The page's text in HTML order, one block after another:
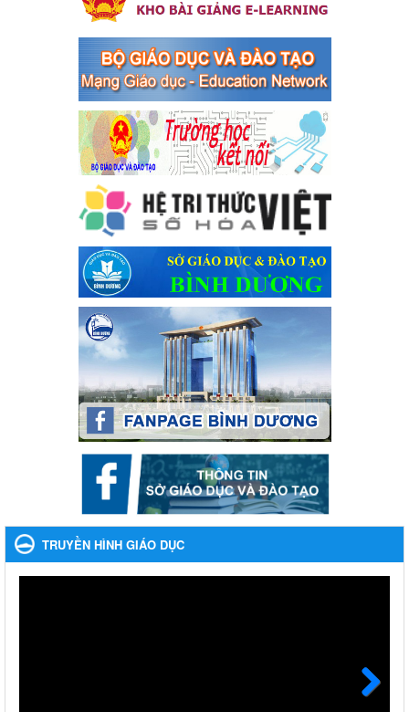
bàn thị xã Bến Cát
Kế hoạch Triển khai công tác tuyên truyền, đảm bảo trật tự, an
toàn giao thông năm 2024 tại các cơ sở giáo dục trên địa bàn thị
Ngày ban hành: 04/03/2024
Kế hoạch thực hiện Chỉ thị số 16/CT-TTg ngày 27/05/2023
của Thủ tướng Chính phủ về tăng cường phòng ngừa, đấu
tranh tội phạm, vi phạm pháp luật liên quan đến hoạt động
tổ chức đánh bạc và đánh bạc
Kế hoạch thực hiện Chỉ thị số 16/CT-TTg ngày 27/05/2023 của
Thủ tướng Chính phủ về tăng cường phòng ngừa, đấu tranh tội
phạm, vi phạm pháp luật liên quan đến hoạt động tổ chức đánh
bạc và đánh bạc
Ngày ban hành: 04/03/2024
Kế hoạch Tổ chức Hội trại truyền thống học sinh thị xã Bến
Cát Lần thứ VIII, năm học 2023-2024
Kế hoạch Tổ chức Hội trại truyền thống học sinh thị xã Bến Cát
Lần thứ VIII, năm học 2023-2024
Ngày ban hành: 28/12/2023
Phối hợp rà soát nhu cầu tiêm vắc xin phòng Covid 19
Phối hợp rà soát nhu cầu tiêm vắc xin phòng Covid 19
Ngày ban hành: 22/11/2023
Phát động, triển khai Cuộc thi " An toàn giao thông cho nụ
cười ngày mai" dành cho học sinh và giáo viên trung học
năm học 2023-2024
Phát động, triển khai Cuộc thi " An toàn giao thông cho nụ cười
Nhắc nhỡ thực hiện thanh toán không dùng tiền mặt các
khoản thu trong nhà trường năm học 2023-2024 và các năm
TRUYỀN HÌNH GIÁO DỤC